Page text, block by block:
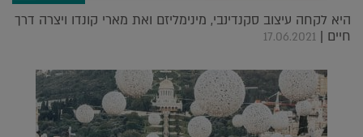
היא לקחה עיצוב סקנדינבי, מינימליזם ואת מארי קונדו ויצרה דרך
חיים | 17.06.2021